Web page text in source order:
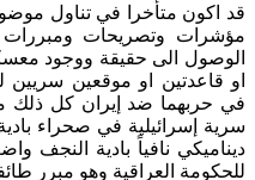
قد اكون متأخرا في تناول
مؤشرات وتصريحات
الوصول الى حقيقة ووجود
او قاعدتين او موقعين سريين
في حربهما ضد إيران كل ذلك
سرية إسرائيلية في صحراء
ديناميكي نافياً بادية النجف
للحكومة العراقية وهو مبرر